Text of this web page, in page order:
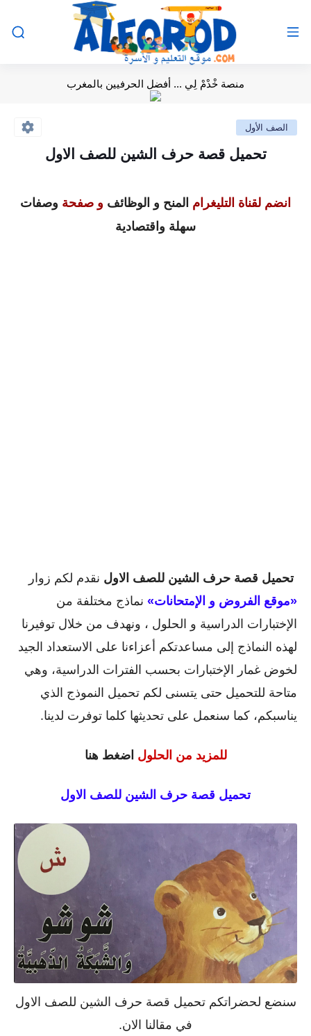
منصة خْدْمْ لِي ... أفضل الحرفيين بالمغرب
الصف الأول
تحميل قصة حرف الشين للصف الاول
انضم لقناة التليغرام المنح و الوظائف و صفحة وصفات
سهلة واقتصادية
تحميل قصة حرف الشين للصف الاول نقدم لكم زوار
«موقع الفروض و الإمتحانات» نماذج مختلفة من
الإختبارات الدراسية و الحلول ، ونهدف من خلال توفيرنا
لهذه النماذج إلى مساعدتكم أعزاءنا على الاستعداد الجيد
لخوض غمار الإختبارات بحسب الفترات الدراسية، وهي
متاحة للتحميل حتى يتسنى لكم تحميل النموذج الذي
يناسبكم، كما سنعمل على تحديثها كلما توفرت لدينا.
للمزيد من الحلول اضغط هنا
تحميل قصة حرف الشين للصف الاول
سنضع لحضراتكم تحميل قصة حرف الشين للصف الاول
في مقالنا الان.